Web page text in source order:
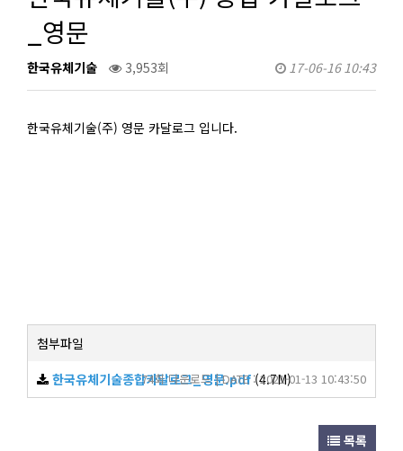
_영문
한국유체기술 3,953회 17-06-16 10:43
한국유체기술(주) 영문 카달로그 입니다.
첨부파일
한국유체기술종합카달로그_영문.pdf(4.7M)
74회 다운로드 | DATE : 2021-01-13 10:43:50
목록